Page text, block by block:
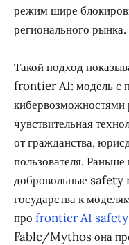
режим шире
регионального рынка.
Такой подход
frontier AI: модель с
кибервозможностями
чувствительная
от гражданства,
пользователя.
добровольные safety
государства к
про frontier AI
Fable/Mythos она